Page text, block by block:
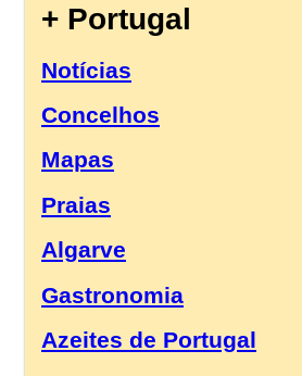
+ Portugal
Notícias
Concelhos
Mapas
Praias
Algarve
Gastronomia
Azeites de Portugal